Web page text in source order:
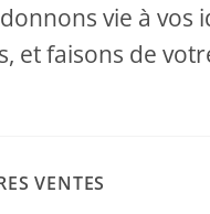
vie à
et faisons de
VENTES